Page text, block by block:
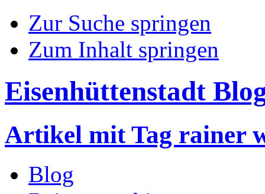
Zur Suche springen
Zum Inhalt springen
Eisenhüttenstadt
Artikel mit Tag rainer
Blog